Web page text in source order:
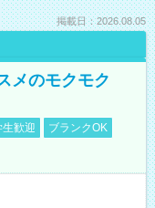
掲載日：2026.08.05
メのモクモク
生歓迎
ブランクOK